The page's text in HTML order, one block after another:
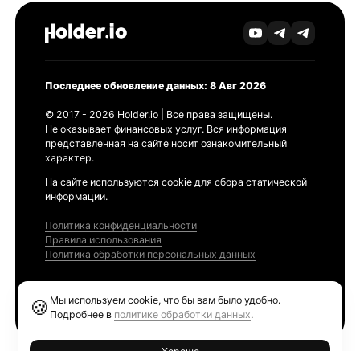
Последнее обновление данных: 8 Авг 2026
© 2017 - 2026 Holder.io | Все права защищены.
Не оказывает финансовых услуг. Вся информация
представленная на сайте носит ознакомительный
характер.
На сайте используются cookie для сбора статической
информации.
Политика конфиденциальности
Правила использования
Политика обработки персональных данных
🍪 Мы используем cookie, что бы вам было удобно.
Подробнее в политике обработки данных.
Ethereum GAS Tracker